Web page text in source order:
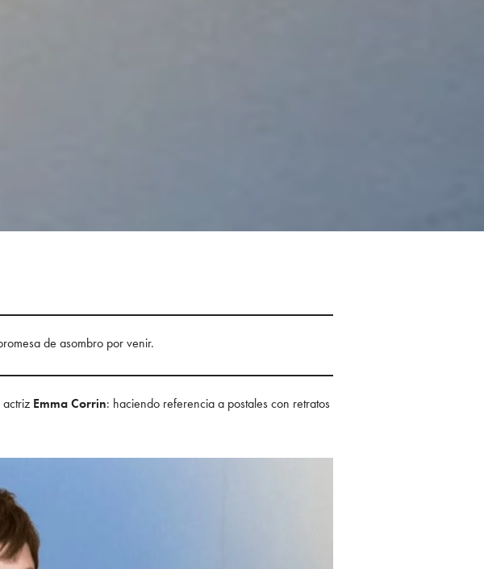
de asombro por venir.
Emma Corrin: haciendo referencia a postales con retratos